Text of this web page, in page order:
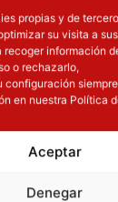
propias y de
su visita a
información
o rechazarlo,
configuración
en nuestra Política
Aceptar
Denegar
El precio actual es: 59.41€.